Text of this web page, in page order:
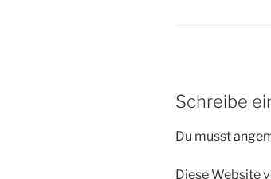
Schreibe
Du musst
Diese Website